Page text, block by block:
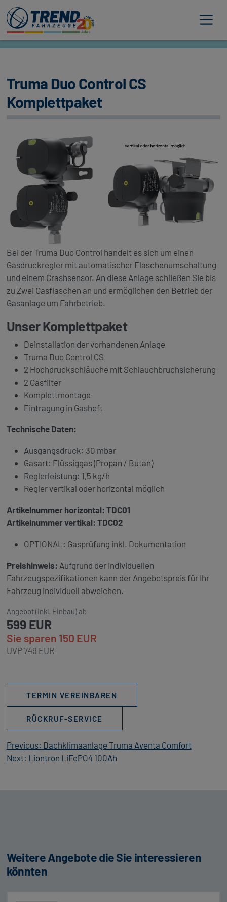
Truma Duo Control CS
Komplettpaket
Bei der Truma Duo Control handelt es sich um einen
Gasdruckregler mit automatischer Flaschenumschaltung
und einem Crashsensor. An diese Anlage schließen Sie bis
zu Zwei Gasflaschen an und ermöglichen den Betrieb der
Gasanlage um Fahrbetrieb.
Unser Komplettpaket
Deinstallation der vorhandenen Anlage
Truma Duo Control CS
2 Hochdruckschläuche mit Schlauchbruchsicherung
2 Gasfilter
Komplettmontage
Eintragung in Gasheft
Technische Daten:
Ausgangsdruck: 30 mbar
Gasart: Flüssiggas (Propan / Butan)
Reglerleistung: 1,5 kg/h
Regler vertikal oder horizontal möglich
Artikelnummer horizontal: TDC01
Artikelnummer vertikal: TDC02
OPTIONAL: Gasprüfung inkl. Dokumentation
Preishinweis: Aufgrund der individuellen
Fahrzeugspezifikationen kann der Angebotspreis für Ihr
Fahrzeug individuell abweichen.
Angebot (inkl. Einbau) ab
599 EUR
Sie sparen 150 EUR
UVP 749 EUR
TERMIN VEREINBAREN
RÜCKRUF-SERVICE
Beitragsnavigation
Previous: Dachklimaanlage Truma Aventa Comfort
Next: Liontron LiFePO4 100Ah
Weitere Angebote die Sie interessieren
könnten